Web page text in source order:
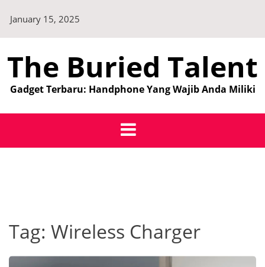
content
January 15, 2025
The Buried Talent
Gadget Terbaru: Handphone Yang Wajib Anda Miliki
Tag: Wireless Charger